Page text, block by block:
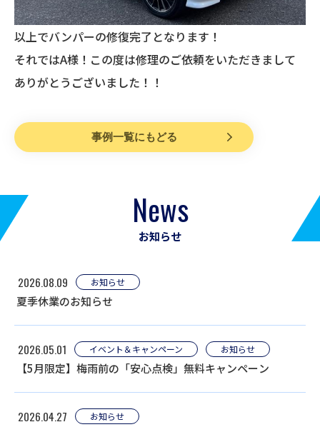
以上でバンパーの修復完了となります！
それではA様！この度は修理のご依頼をいただきまして
ありがとうございました！！
事例一覧にもどる
News
お知らせ
2026.08.09 お知らせ
夏季休業のお知らせ
2026.05.01 イベント＆キャンペーン お知らせ
【5月限定】梅雨前の「安心点検」無料キャンペーン
2026.04.27 お知らせ